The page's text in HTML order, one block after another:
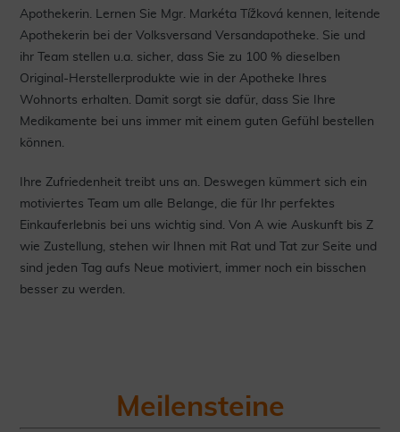
Apothekerin. Lernen Sie Mgr. Markéta Tížková kennen, leitende
Apothekerin bei der Volksversand Versandapotheke. Sie und
ihr Team stellen u.a. sicher, dass Sie zu 100 % dieselben
Original-Herstellerprodukte wie in der Apotheke Ihres
Wohnorts erhalten. Damit sorgt sie dafür, dass Sie Ihre
Medikamente bei uns immer mit einem guten Gefühl bestellen
können.
Ihre Zufriedenheit treibt uns an. Deswegen kümmert sich ein
motiviertes Team um alle Belange, die für Ihr perfektes
Einkauferlebnis bei uns wichtig sind. Von A wie Auskunft bis Z
wie Zustellung, stehen wir Ihnen mit Rat und Tat zur Seite und
sind jeden Tag aufs Neue motiviert, immer noch ein bisschen
besser zu werden.
Meilensteine